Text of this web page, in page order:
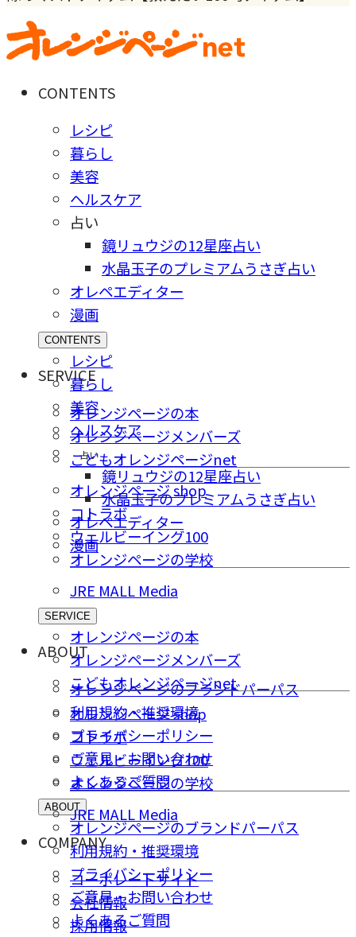
CONTENTS
レシピ
暮らし
美容
ヘルスケア
占い
鏡リュウジの12星座占い
水晶玉子のプレミアムうさぎ占い
オレペエディター
漫画
CONTENTS
レシピ
暮らし
美容
ヘルスケア
占い
鏡リュウジの12星座占い
水晶玉子のプレミアムうさぎ占い
オレペエディター
漫画
SERVICE
オレンジページの本
オレンジページメンバーズ
こどもオレンジページnet
オレンジページ shop
コトラボ
ウェルビーイング100
オレンジページの学校
JRE MALL Media
SERVICE
オレンジページの本
オレンジページメンバーズ
こどもオレンジページnet
オレンジページ shop
コトラボ
ウェルビーイング100
オレンジページの学校
JRE MALL Media
ABOUT
オレンジページのブランドパーパス
利用規約・推奨環境
プライバシーポリシー
ご意⾒・お問い合わせ
よくあるご質問
ABOUT
オレンジページのブランドパーパス
利用規約・推奨環境
プライバシーポリシー
ご意⾒・お問い合わせ
よくあるご質問
COMPANY
コーポレートサイト
会社情報
採⽤情報